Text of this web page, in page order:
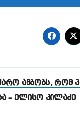
ამბობს, რომ
– ელისო კილაძე